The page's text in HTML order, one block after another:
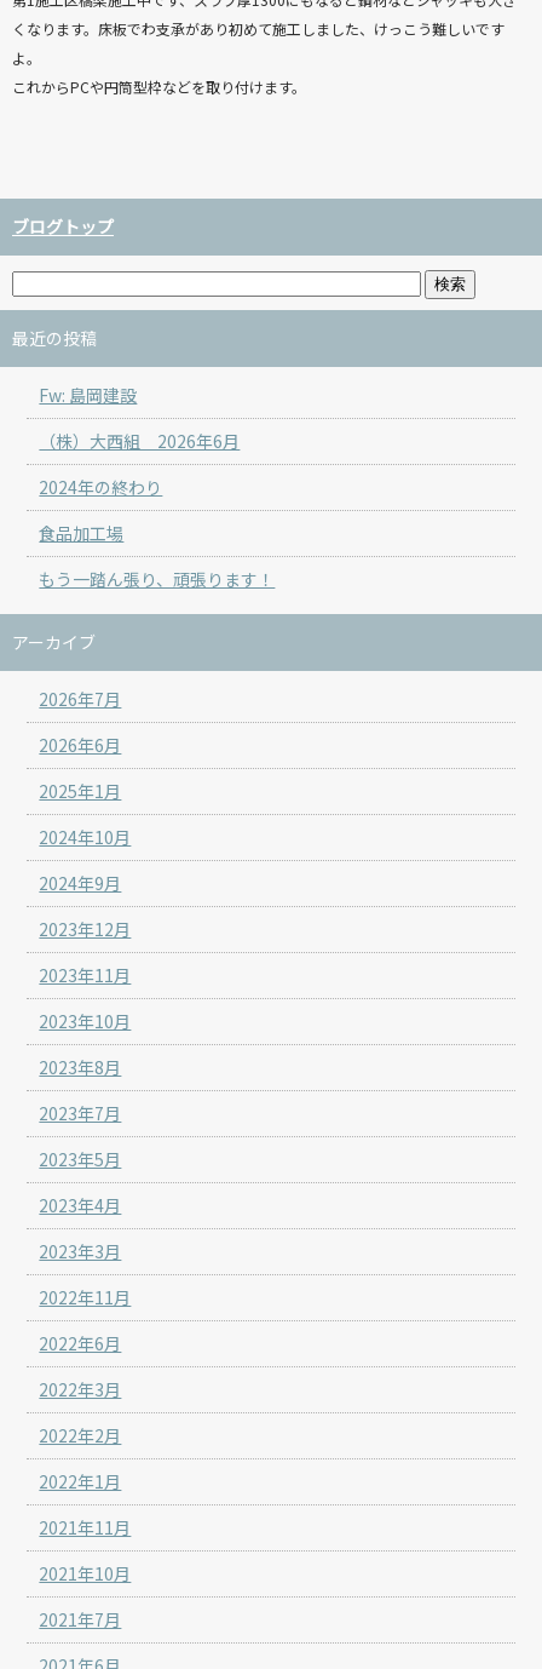
くなります。床板でわ支承があり初めて施工しました、けっこう難しいです
よ。
これからPCや円筒型枠などを取り付けます。
ブログトップ
最近の投稿
Fw: 島岡建設
（株）大西組 2026年6月
2024年の終わり
食品加工場
もう一踏ん張り、頑張ります！
アーカイブ
2026年7月
2026年6月
2025年1月
2024年10月
2024年9月
2023年12月
2023年11月
2023年10月
2023年8月
2023年7月
2023年5月
2023年4月
2023年3月
2022年11月
2022年6月
2022年3月
2022年2月
2022年1月
2021年11月
2021年10月
2021年7月